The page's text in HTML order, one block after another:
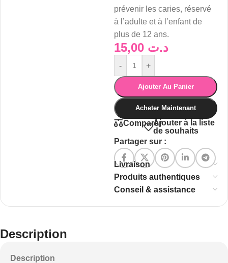
prévenir les caries, réservé
à l’adulte et à l’enfant de
plus de 12 ans.
د.ت
- +
Ajouter Au Panier
Acheter Maintenant
ComparerAjouter à la liste
de souhaits
Partager sur :
Livraison
Produits authentiques
Conseil & assistance
Description
Description